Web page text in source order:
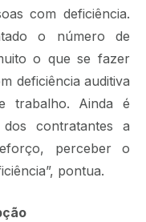
com deficiência.
o número de
o que se fazer
deficiência auditiva
trabalho. Ainda é
contratantes a
perceber o
pontua.